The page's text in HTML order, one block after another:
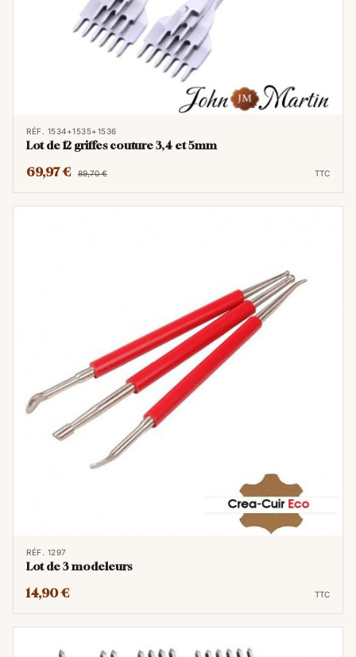
RÉF. 1534+1535+1536
Lot de 12 griffes couture 3,4 et 5mm
69,97 € 89,70 € TTC
RÉF. 1297
Lot de 3 modeleurs
14,90 € TTC